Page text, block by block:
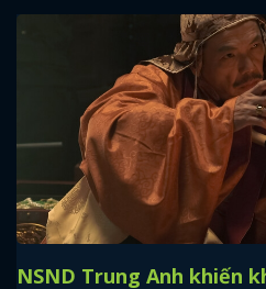
NSND Trung Anh khiến